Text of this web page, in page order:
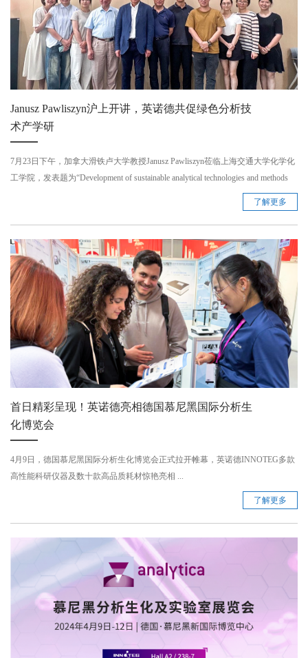
Janusz Pawliszyn沪上开讲，英诺德共促绿色分析技
术产学研
7月23日下午，加拿大滑铁卢大学教授Janusz Pawliszyn莅临上海交通大学化学化
工学院，发表题为“Development of sustainable analytical technologies and methods
based on chemical biopsy SPME probes”的学术报告。此次报告不仅展示了可持续
分析技术的前沿进展，更进一步夯实了Janusz Pawliszyn教授与英诺德的深度合
作关系。 ...
了解更多
首日精彩呈现！英诺德亮相德国慕尼黑国际分析生
化博览会
4月9日，德国慕尼黑国际分析生化博览会正式拉开帷幕，英诺德INNOTEG多款
高性能科研仪器及数十款高品质耗材惊艳亮相 ...
了解更多